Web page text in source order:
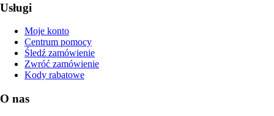
Usługi
Moje konto
Centrum pomocy
Śledź zamówienie
Zwróć zamówienie
Kody rabatowe
O nas